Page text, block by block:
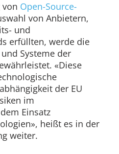
von Open-Source-
von Anbietern,
und
erfüllten, werde die
Systeme der
«Diese
der EU
im
Einsatz
heißt es in der
weiter.